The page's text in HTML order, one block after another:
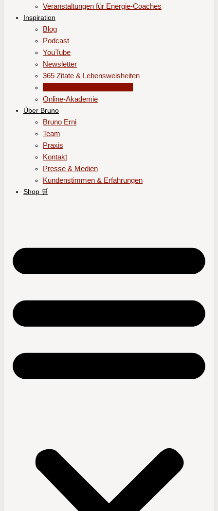
Veranstaltungen für Energie-Coaches
Inspiration
Blog
Podcast
YouTube
Newsletter
365 Zitate & Lebensweisheiten
Online-Akademie
Über Bruno
Bruno Erni
Team
Praxis
Kontakt
Presse & Medien
Kundenstimmen & Erfahrungen
Shop 🛒